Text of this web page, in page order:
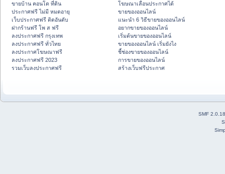
ขายบ้าน คอนโด ที่ดิน
ประกาศฟรี ไม่มี หมดอายุ
เว็บประกาศฟรี ติดอันดับ
ฝากร้านฟรี โพ ส ฟรี
ลงประกาศฟรี กรุงเทพ
ลงประกาศฟรี ทั่วไทย
ลงประกาศโฆษณาฟรี
ลงประกาศฟรี 2023
รวมเว็บลงประกาศฟรี
โฆษณาเลื่อนประกาศได้
ขายของออนไลน์
แนะนำ 6 วิธีขายของออนไลน์
อยากขายของออนไลน์
เริ่มต้นขายของออนไลน์
ขายของออนไลน์ เริ่มยังไง
ชี้ช่องขายของออนไลน์
การขายของออนไลน์
สร้างเว็บฟรีประกาศ
SMF 2.0.18